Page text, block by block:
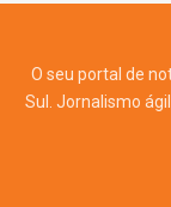
O seu portal de
Sul. Jornalismo